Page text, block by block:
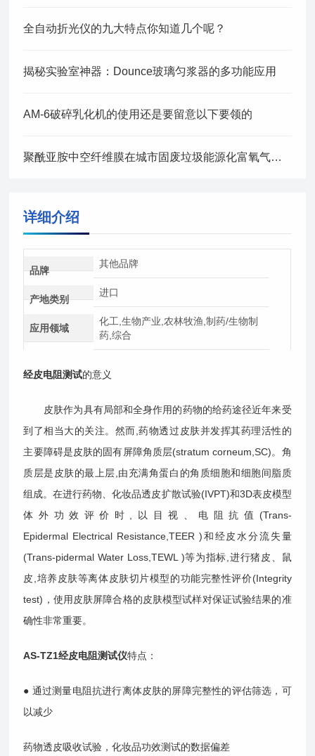
全自动折光仪的九大特点你知道几个呢？
揭秘实验室神器：Dounce玻璃匀浆器的多功能应用
AM-6破碎乳化机的使用还是要留意以下要领的
聚酰亚胺中空纤维膜在城市固废垃圾能源化富氧气体生产中的应用
详细介绍
品牌
其他品牌
产地类别
进口
应用领域
化工,生物产业,农林牧渔,制药/生物制
药,综合
经皮电阻测试的意义
皮肤作为具有局部和全身作用的药物的给药途径近年来受
到了相当大的关注。然而,药物透过皮肤并发挥其药理活性的
主要障碍是皮肤的固有屏障角质层(stratum corneum,SC)。角
质层是皮肤的最上层,由充满角蛋白的角质细胞和细胞间脂质
组成。在进行药物、化妆品透皮扩散试验(IVPT)和3D表皮模型
体外功效评价时,以目视、电阻抗值(Trans-
Epidermal Electrical Resistance,TEER )和经皮水分流失量
(Trans-pidermal Water Loss,TEWL )等为指标,进行猪皮、鼠
皮,培养皮肤等离体皮肤切片模型的功能完整性评价(Integrity
test)，使用皮肤屏障合格的皮肤模型试样对保证试验结果的准
确性非常重要。
AS-TZ1经皮电阻测试仪特点：
● 通过测量电阻抗进行离体皮肤的屏障完整性的评估筛选，可
以减少
药物透皮吸收试验，化妆品功效测试的数据偏差